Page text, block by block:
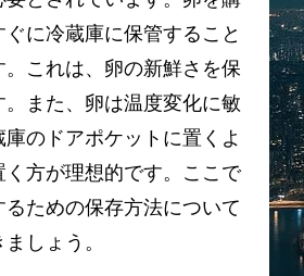
に冷蔵庫に保管すること
。これは、卵の新鮮さを保
また、卵は温度変化に敏
のドアポケットに置くよ
く方が理想的です。ここで
ための保存方法について
しょう。